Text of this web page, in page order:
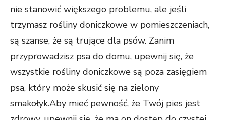
nie stanowić większego problemu, ale jeśli
trzymasz rośliny doniczkowe w pomieszczeniach,
są szanse, że są trujące dla psów. Zanim
przyprowadzisz psa do domu, upewnij się, że
wszystkie rośliny doniczkowe są poza zasięgiem
psa, który może skusić się na zielony
smakołyk.Aby mieć pewność, że Twój pies jest